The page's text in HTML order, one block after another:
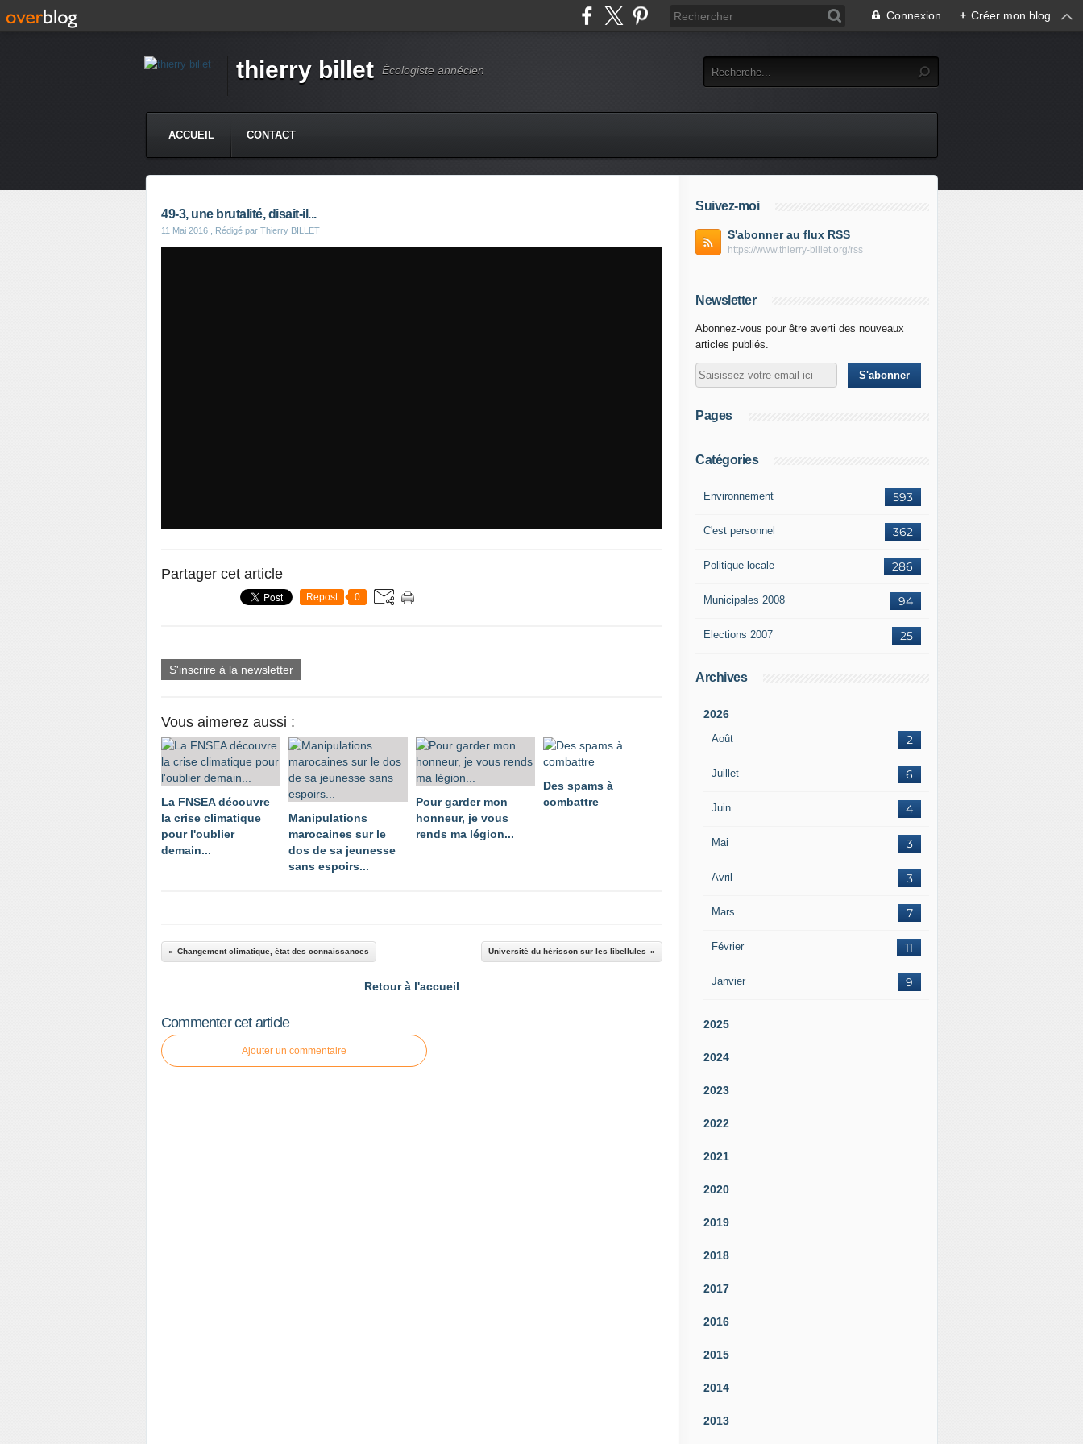
Connexion + Créer mon blog
thierry billet Écologiste annécien
ACCUEIL CONTACT
49-3, une brutalité, disait-il...
11 Mai 2016 , Rédigé par Thierry BILLET
Partager cet article
Repost 0
S'inscrire à la newsletter
Vous aimerez aussi :
La FNSEA découvre
la crise climatique
pour l'oublier
demain...
Manipulations
marocaines sur le
dos de sa jeunesse
sans espoirs...
Pour garder mon
honneur, je vous
rends ma légion...
Des spams à
combattre
Changement climatique, état des connaissances Université du hérisson sur les libellules
Retour à l'accueil
Commenter cet article
Ajouter un commentaire
Suivez-moi
S'abonner au flux RSS
https://www.thierry-billet.org/rss
Newsletter
Abonnez-vous pour être averti des nouveaux
articles publiés.
Pages
Catégories
593
Environnement
362
C'est personnel
286
Politique locale
94
Municipales 2008
25
Elections 2007
Archives
2026
Août 2
Juillet 6
Juin 4
Mai 3
Avril 3
Mars 7
Février 11
Janvier 9
2025
2024
2023
2022
2021
2020
2019
2018
2017
2016
2015
2014
2013